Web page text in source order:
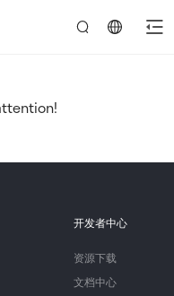
开发者中心
资源下载
文档中心